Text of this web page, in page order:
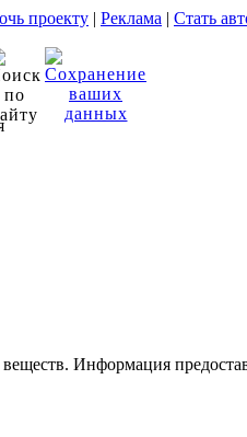
проекту | Реклама | Стать
Информация